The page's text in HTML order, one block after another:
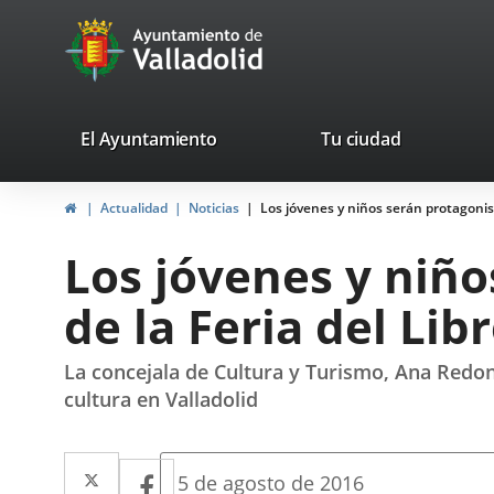
Portal
Web
Ayuntamiento
de
valladolid.es
El Ayuntamiento Tu ciudad
InicioActualidad Noticias Los jóvenes y niños serán
Los jóvenes y
de la Feria del
La concejala de Cultura y Turismo, Ana
cultura en Valladolid
Twitter
EnlaceFacebook
Enlace
Fecha
5 de agosto de 2016